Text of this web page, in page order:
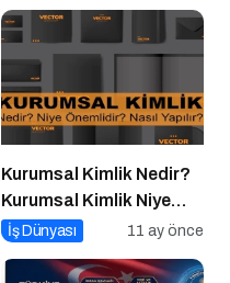
Kurumsal Kimlik Nedir?
Kurumsal Kimlik Niye
Önemlidir? Kurumsal
İş Dünyası 11 ay önce